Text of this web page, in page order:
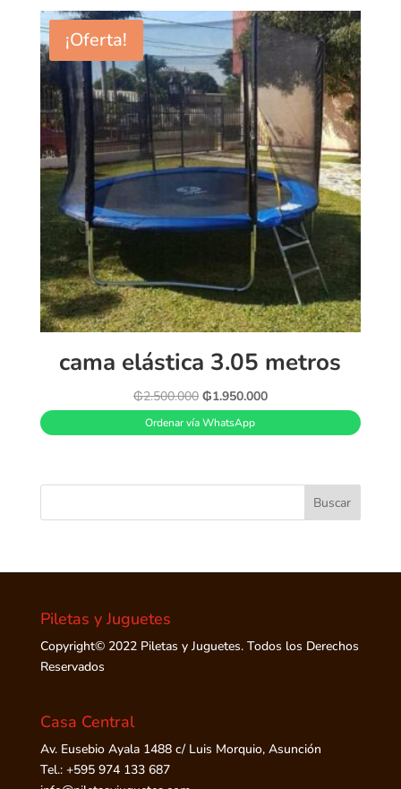
¡Oferta!
cama elástica 3.05 metros
₲2.500.000 El
precio
original
₲1.950.000El
actual
Ordenar vía WhatsApp
Piletas y Juguetes
Copyright© 2022 Piletas y Juguetes. Todos los Derechos
Reservados
Casa Central
Av. Eusebio Ayala 1488 c/ Luis Morquio, Asunción
Tel.: +595 974 133 687